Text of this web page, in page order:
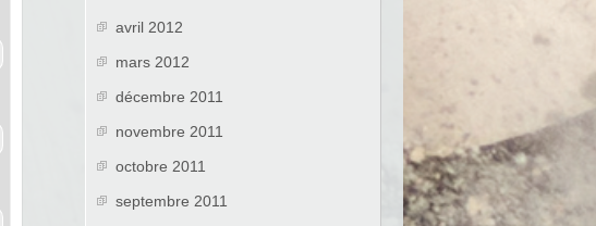
avril 2012
mars 2012
décembre 2011
novembre 2011
octobre 2011
septembre 2011